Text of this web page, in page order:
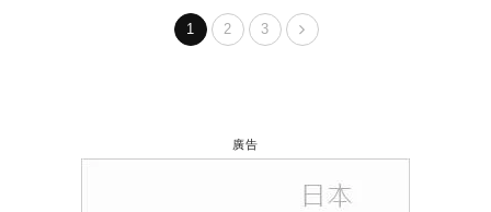
1 2 3
廣告